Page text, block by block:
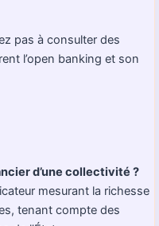
pas à consulter des
l’open banking et son
d’une collectivité ?
mesurant la richesse
tenant compte des